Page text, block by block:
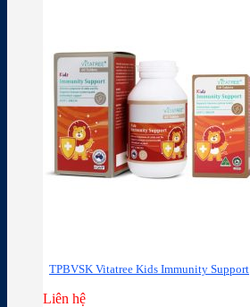
TPBVSK Vitatree Kids Immunity Support
Liên hệ